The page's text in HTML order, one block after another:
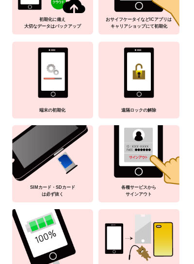
初期化に備え
大切なデータはバックアップ
おサイフケータイなどICアプリは
キャリアショップにて初期化
端末の初期化 遠隔ロックの解除
SIMカード・SDカード
は必ず抜く
各種サービスから
サインアウト